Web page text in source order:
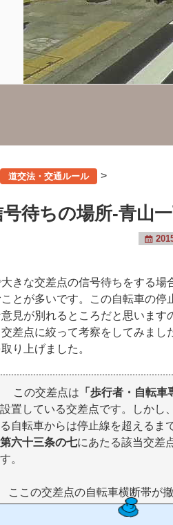
道交法・交通ルール >
待ちの場所-青山
きな交差点の信号待ちをする場
とが多いです。この自転車の停
見が別れるところだと思います
差点に絞って考察をしてみまし
り上げました。
この交差点は 「歩行者・自転車
置している交差点です。しかし
自転車からは停止線を超えるま
第六十三条の七にあたる該当交差
。
ここの交差点の自転車横断帯が撤